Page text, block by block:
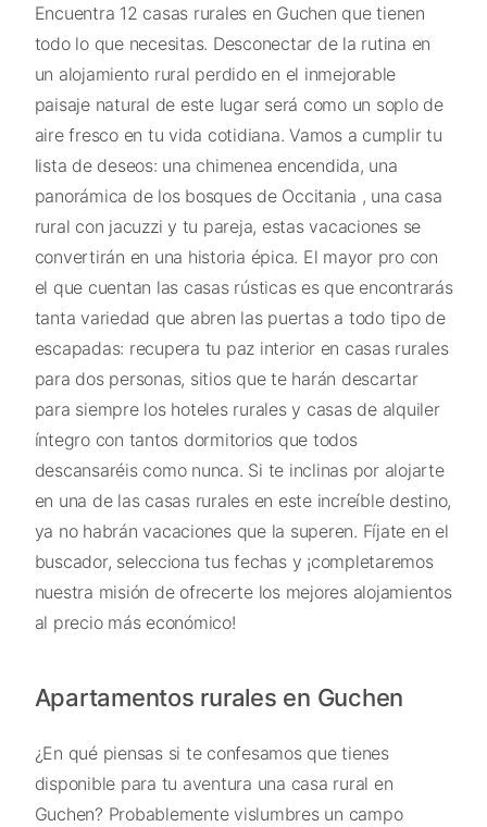
Encuentra 12 casas rurales en Guchen que tienen
todo lo que necesitas. Desconectar de la rutina en
un alojamiento rural perdido en el inmejorable
paisaje natural de este lugar será como un soplo de
aire fresco en tu vida cotidiana. Vamos a cumplir tu
lista de deseos: una chimenea encendida, una
panorámica de los bosques de Occitania , una casa
rural con jacuzzi y tu pareja, estas vacaciones se
convertirán en una historia épica. El mayor pro con
el que cuentan las casas rústicas es que encontrarás
tanta variedad que abren las puertas a todo tipo de
escapadas: recupera tu paz interior en casas rurales
para dos personas, sitios que te harán descartar
para siempre los hoteles rurales y casas de alquiler
íntegro con tantos dormitorios que todos
descansaréis como nunca. Si te inclinas por alojarte
en una de las casas rurales en este increíble destino,
ya no habrán vacaciones que la superen. Fíjate en el
buscador, selecciona tus fechas y ¡completaremos
nuestra misión de ofrecerte los mejores alojamientos
al precio más económico!
Apartamentos rurales en Guchen
¿En qué piensas si te confesamos que tienes
disponible para tu aventura una casa rural en
Guchen? Probablemente vislumbres un campo